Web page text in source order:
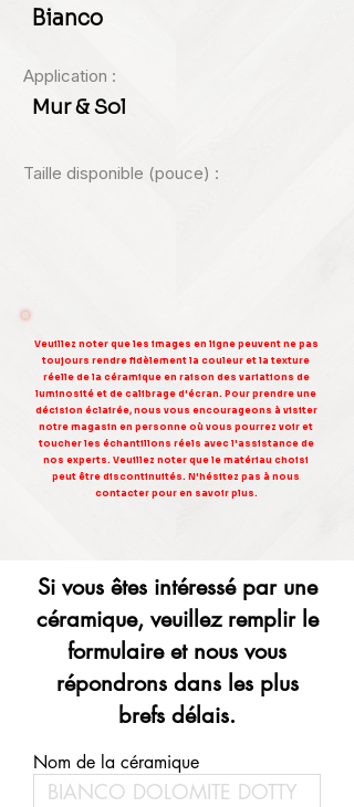
Bianco
Application :
Mur & Sol
Taille disponible (pouce) :
Veuillez noter que les images en ligne peuvent ne pas
toujours rendre fidèlement la couleur et la texture
réelle de la céramique en raison des variations de
luminosité et de calibrage d'écran. Pour prendre une
décision éclairée, nous vous encourageons à visiter
notre magasin en personne où vous pourrez voir et
toucher les échantillons réels avec l'assistance de
nos experts. Veuillez noter que le matériau choisi
peut être discontinuités. N'hésitez pas à nous
contacter pour en savoir plus.
Si vous êtes intéressé par une
céramique, veuillez remplir le
formulaire et nous vous
répondrons dans les plus
brefs délais.
Nom de la céramique